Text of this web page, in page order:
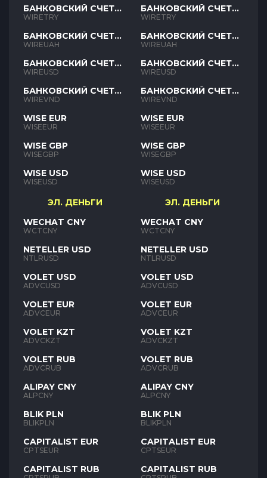
БАНКОВСКИЙ СЧЕТ
TRY
WIRETRY
БАНКОВСКИЙ СЧЕТ
UAH
WIREUAH
БАНКОВСКИЙ СЧЕТ
USD
WIREUSD
БАНКОВСКИЙ СЧЕТ
VND
WIREVND
WISE EUR
WISEEUR
WISE GBP
WISEGBP
WISE USD
WISEUSD
ЭЛ. ДЕНЬГИ
WECHAT CNY
WCTCNY
NETELLER USD
NTLRUSD
VOLET USD
ADVCUSD
VOLET EUR
ADVCEUR
VOLET KZT
ADVCKZT
VOLET RUB
ADVCRUB
ALIPAY CNY
ALPCNY
BLIK PLN
BLIKPLN
CAPITALIST EUR
CPTSEUR
CAPITALIST RUB
БАНКОВСКИЙ СЧЕТ
TRY
WIRETRY
БАНКОВСКИЙ СЧЕТ
UAH
WIREUAH
БАНКОВСКИЙ СЧЕТ
USD
WIREUSD
БАНКОВСКИЙ СЧЕТ
VND
WIREVND
WISE EUR
WISEEUR
WISE GBP
WISEGBP
WISE USD
WISEUSD
ЭЛ. ДЕНЬГИ
WECHAT CNY
WCTCNY
NETELLER USD
NTLRUSD
VOLET USD
ADVCUSD
VOLET EUR
ADVCEUR
VOLET KZT
ADVCKZT
VOLET RUB
ADVCRUB
ALIPAY CNY
ALPCNY
BLIK PLN
BLIKPLN
CAPITALIST EUR
CPTSEUR
CAPITALIST RUB